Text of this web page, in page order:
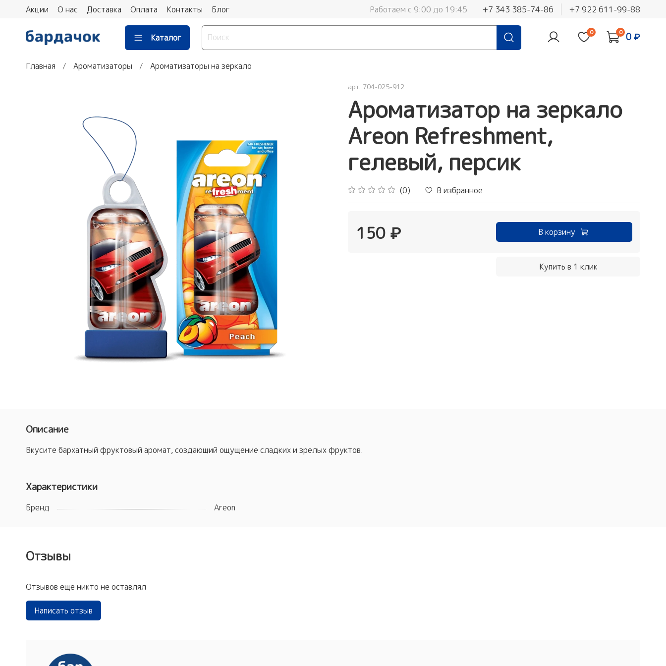
Акции О нас Доставка Оплата Контакты Блог Работаем с 9:00 до 19:45 +7 343 385-74-86 +7 922 611-99-88
Каталог
0 0 0 ₽
Главная Ароматизаторы Ароматизаторы на зеркало
арт. 704-025-912
Ароматизатор на зеркало
Areon Refreshment,
гелевый, персик
(0) В избранное
150 ₽ В корзину
Купить в 1 клик
Описание
Вкусите бархатный фруктовый аромат, создающий ощущение сладких и зрелых фруктов.
Характеристики
Бренд Areon
Отзывы
Отзывов еще никто не оставлял
Написать отзыв